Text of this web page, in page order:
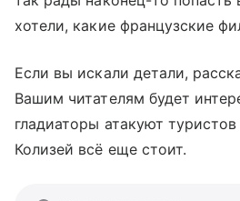
хотели, какие французские
Если вы искали детали,
Вашим читателям будет
гладиаторы атакуют
Колизей всё еще стоит.